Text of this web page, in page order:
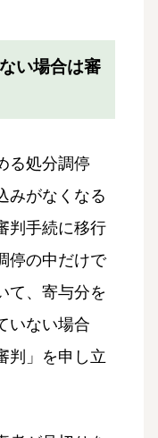
い場合は審
る処分調停
みがなくなる
判手続に移行
停の中だけで
て、寄与分を
いない場合
判」を申し立